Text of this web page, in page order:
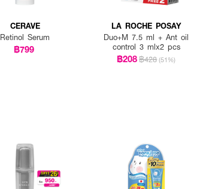
CERAVE
Retinol Serum
฿799
LA ROCHE POSAY
Duo+M 7.5 ml + Ant oil
control 3 mlx2 pcs
฿208฿428 (51%)